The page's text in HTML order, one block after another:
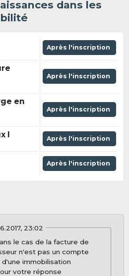
dans les
Après l'inscription
Après l'inscription
en
Après l'inscription
I Après l'inscription
Après l'inscription
23:02
le cas de la facture de
n'est pas un compte
immobilisation
votre réponse